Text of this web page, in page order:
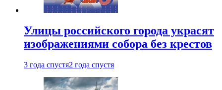
Улицы российского города украсят
изображениями собора без крестов
3 года спустя2 года спустя